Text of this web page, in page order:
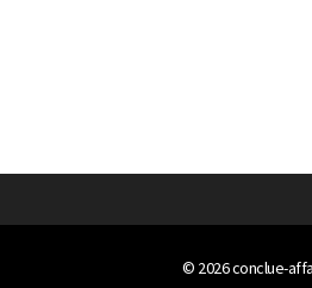
© 2026conclue-